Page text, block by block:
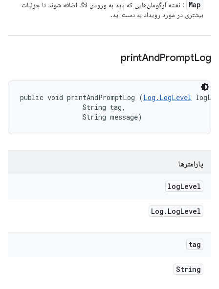
Map
: نقشه آرگومان‌هایی که باید به ورودی لاگ اضافه شوند تا جزئیات
بیشتری در مورد رویداد به دست آید.
printAndPromptLog
public void printAndPromptLog (Log.LogLevel
                String tag,
                String message)
پارامترها
logLevel
Log . LogLevel
tag
String